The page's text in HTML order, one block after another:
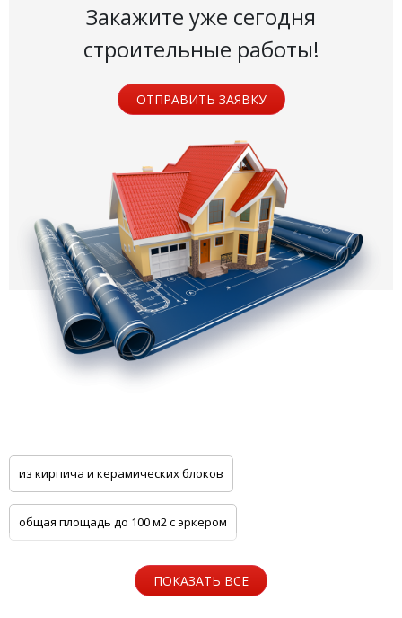
Закажите уже сегодня
строительные работы!
ОТПРАВИТЬ ЗАЯВКУ
из кирпича и керамических блоков
общая площадь до 100 м2 с эркером
общая площадь до 100 м2 с цоколем
ПОКАЗАТЬ ВСЕ